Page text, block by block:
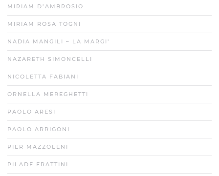
MIRIAM D’AMBROSIO
MIRIAM ROSA TOGNI
NADIA MANGILI – LA MARGI’
NAZARETH SIMONCELLI
NICOLETTA FABIANI
ORNELLA MEREGHETTI
PAOLO ARESI
PAOLO ARRIGONI
PIER MAZZOLENI
PILADE FRATTINI